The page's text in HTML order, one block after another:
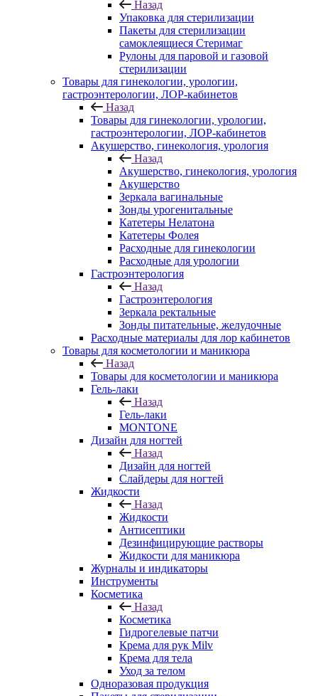
Назад
Упаковка для стерилизации
Пакеты для стерилизации
самоклеящиеся Стеримаг
Рулоны для паровой и газовой
стерилизации
Товары для гинекологии, урологии,
гастроэнтерологии, ЛОР-кабинетов
Назад
Товары для гинекологии, урологии,
гастроэнтерологии, ЛОР-кабинетов
Акушерство, гинекология, урология
Назад
Акушерство, гинекология, урология
Акушерство
Зеркала вагинальные
Зонды урогенитальные
Катетеры Нелатона
Катетеры Фолея
Расходные для гинекологии
Расходные для урологии
Гастроэнтерология
Назад
Гастроэнтерология
Зеркала ректальные
Зонды питательные, желудочные
Расходные материалы для лор кабинетов
Товары для косметологии и маникюра
Назад
Товары для косметологии и маникюра
Гель-лаки
Назад
Гель-лаки
MONTONE
Дизайн для ногтей
Назад
Дизайн для ногтей
Слайдеры для ногтей
Жидкости
Назад
Жидкости
Антисептики
Дезинфицирующие растворы
Жидкости для маникюра
Журналы и индикаторы
Инструменты
Косметика
Назад
Косметика
Гидрогелевые патчи
Крема для рук Milv
Крема для тела
Уход за телом
Одноразовая продукция